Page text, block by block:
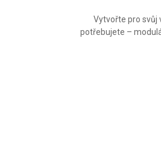
Vytvořte pro svůj
potřebujete –